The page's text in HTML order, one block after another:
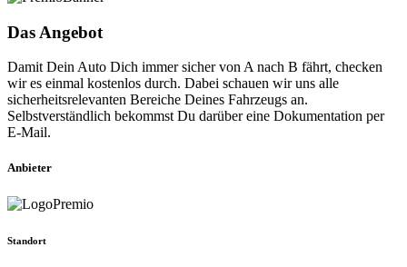
Das Angebot
Damit Dein Auto Dich immer sicher von A nach B fährt, checken
wir es einmal kostenlos durch. Dabei schauen wir uns alle
sicherheitsrelevanten Bereiche Deines Fahrzeugs an.
Selbstverständlich bekommst Du darüber eine Dokumentation per
E-Mail.
Anbieter
Standort